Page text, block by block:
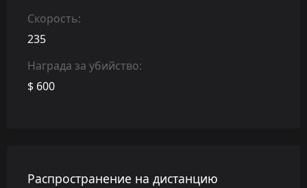
Скорость:
235
Награда за убийство:
$ 600
Распространение на дистанцию